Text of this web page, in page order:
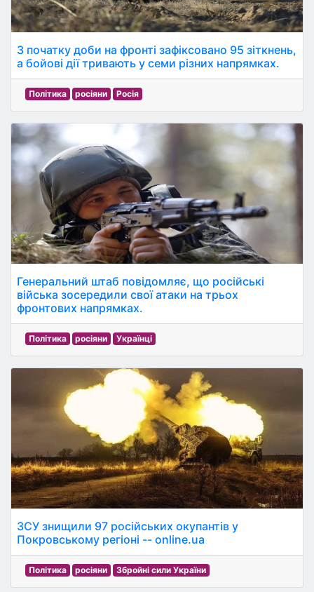
З початку доби на фронті зафіксовано 95 зіткнень,
а бойові дії тривають у семи різних напрямках.
Політика росіяни Росія
Генеральний штаб повідомляє, що російські
війська зосередили свої атаки на трьох
фронтових напрямках.
Політика росіяни Українці
ЗСУ знищили 97 російських окупантів у
Покровському регіоні -- online.ua
Політика росіяни Збройні сили України